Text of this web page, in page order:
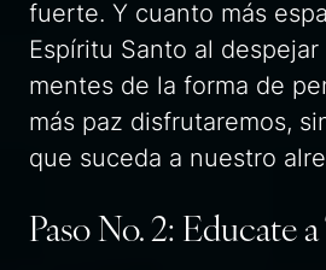
fuerte. Y cuanto más
Espíritu Santo al
mentes de la forma de
más paz disfrutaremos,
que suceda a nuestro
Paso No. 2: Educate